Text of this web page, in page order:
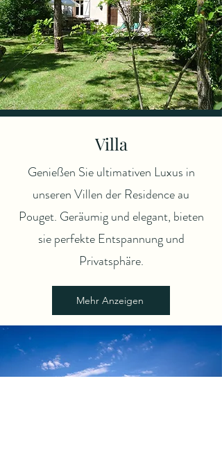
Villa
Genießen Sie ultimativen Luxus in
unseren Villen der Residence au
Pouget. Geräumig und elegant, bieten
sie perfekte Entspannung und
Privatsphäre.
Mehr Anzeigen